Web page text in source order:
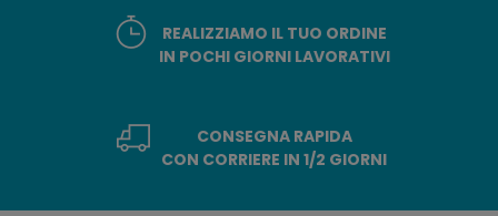
REALIZZIAMO IL TUO ORDINE
IN POCHI GIORNI LAVORATIVI
CONSEGNA RAPIDA
CON CORRIERE IN 1/2 GIORNI